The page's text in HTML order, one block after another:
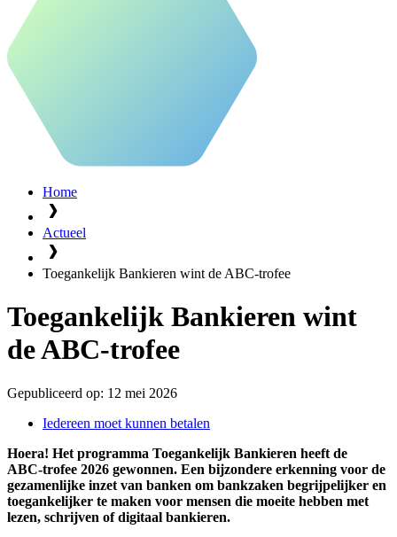
Home
Actueel
Toegankelijk Bankieren wint de ABC‑trofee
Toegankelijk Bankieren wint
de ABC‑trofee
Gepubliceerd op: 12 mei 2026
Iedereen moet kunnen betalen
Hoera! Het programma Toegankelijk Bankieren heeft de
ABC‑trofee 2026 gewonnen. Een bijzondere erkenning voor de
gezamenlijke inzet van banken om bankzaken begrijpelijker en
toegankelijker te maken voor mensen die moeite hebben met
lezen, schrijven of digitaal bankieren.